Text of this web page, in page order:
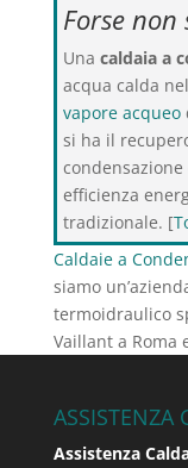
Forse non
Una caldaia a
acqua calda
vapore acqueo
si ha il
efficienza
tradizionale. [
Caldaie a
siamo
termoidraulico
Vaillant a Roma
ASSISTENZA
Assistenza